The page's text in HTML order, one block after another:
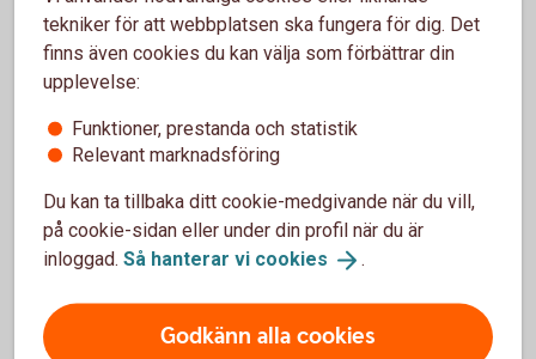
fundera på vilka åtgärder som höjer värdet och vilka som
mest handlar om personlig smak. Köket och badrummet är
exempel på investeringar som ofta lönar sig.
tekniker för att webbplatsen ska fungera för dig. Det
finns även cookies du kan välja som förbättrar din
upplevelse:
Funktioner, prestanda och statistik
Relevant marknadsföring
Du kan ta tillbaka ditt cookie-medgivande när du vill,
på cookie-sidan eller under din profil när du är
inloggad. Så hanterar vi cookies .
Godkänn alla cookies